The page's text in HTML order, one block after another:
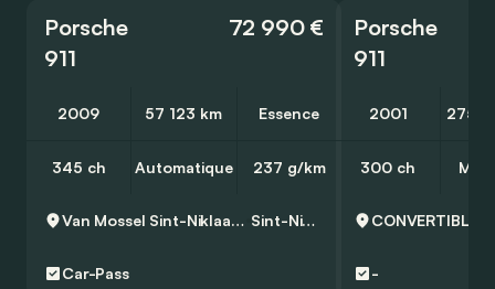
Porsche
911
72 990 €
2009 57 123 km Essence
345 ch Automatique 237 g/km
Van Mossel Sint-Niklaas - Audi Sint-Niklaas
Car-Pass
Porsche
911
2001 275
300 ch
-